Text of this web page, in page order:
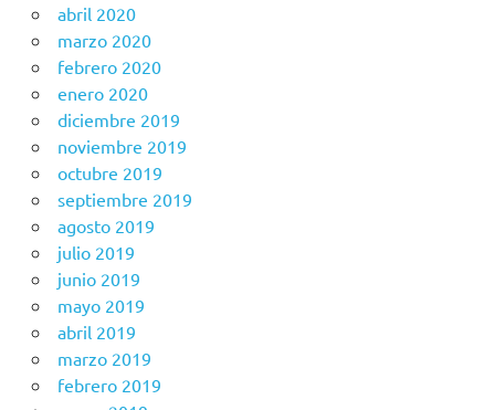
abril 2020
marzo 2020
febrero 2020
enero 2020
diciembre 2019
noviembre 2019
octubre 2019
septiembre 2019
agosto 2019
julio 2019
junio 2019
mayo 2019
abril 2019
marzo 2019
febrero 2019